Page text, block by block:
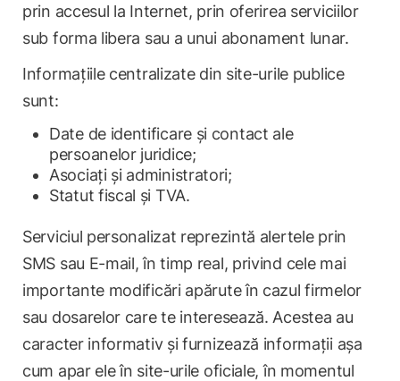
prin accesul la Internet, prin oferirea serviciilor
sub forma libera sau a unui abonament lunar.
Informațiile centralizate din site-urile publice
sunt:
Date de identificare și contact ale
persoanelor juridice;
Asociați și administratori;
Statut fiscal și TVA.
Serviciul personalizat reprezintă alertele prin
SMS sau E-mail, în timp real, privind cele mai
importante modificări apărute în cazul firmelor
sau dosarelor care te interesează. Acestea au
caracter informativ și furnizează informații așa
cum apar ele în site-urile oficiale, în momentul